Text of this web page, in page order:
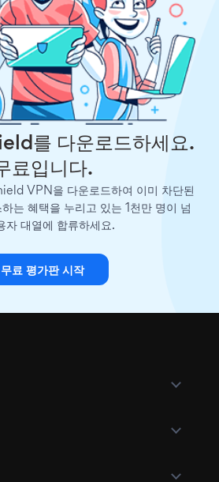
를 다운로드하세요.
료입니다.
VPN을 다운로드하여 이미 차단된
는 혜택을 누리고 있는 1천만 명이 넘
자 대열에 합류하세요.
무료 평가판 시작